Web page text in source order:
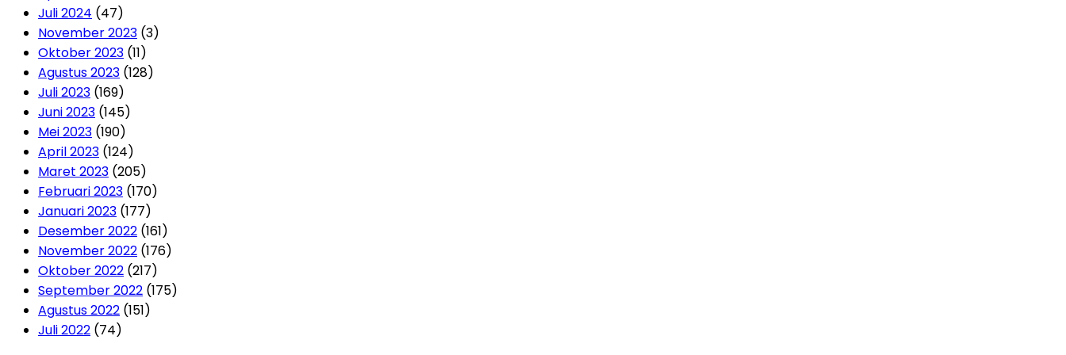
Juli 2024 (47)
November 2023 (3)
Oktober 2023 (11)
Agustus 2023 (128)
Juli 2023 (169)
Juni 2023 (145)
Mei 2023 (190)
April 2023 (124)
Maret 2023 (205)
Februari 2023 (170)
Januari 2023 (177)
Desember 2022 (161)
November 2022 (176)
Oktober 2022 (217)
September 2022 (175)
Agustus 2022 (151)
Juli 2022 (74)